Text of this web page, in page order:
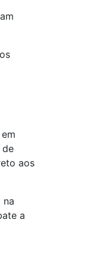
de
aos
na
a